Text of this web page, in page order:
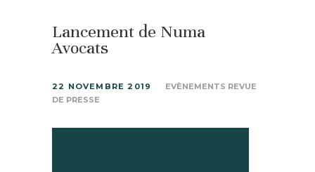
Lancement de Numa
Avocats
22 NOVEMBRE 2019
EVÈNEMENTS REVUE
DE PRESSE